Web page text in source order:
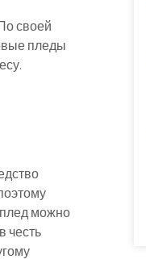
своей
пледы
плед можно
честь